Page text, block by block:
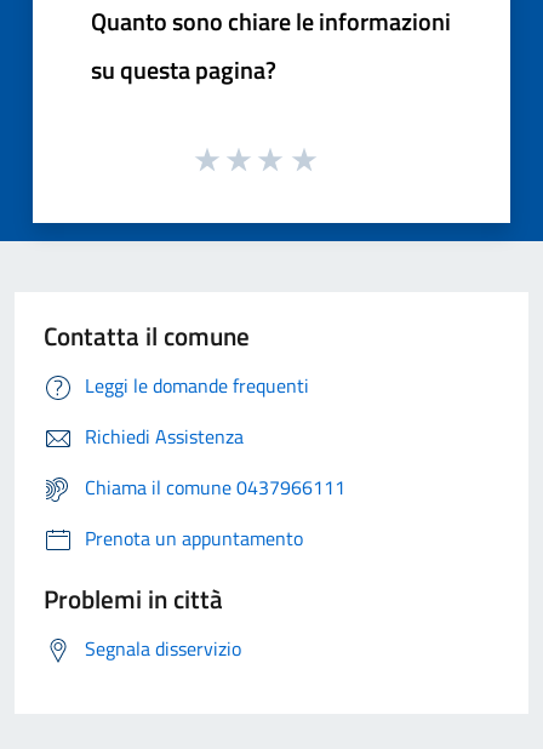
Quanto sono chiare le informazioni
su questa pagina?
Contatta il comune
Leggi le domande frequenti
Richiedi Assistenza
Chiama il comune 0437966111
Prenota un appuntamento
Problemi in città
Segnala disservizio